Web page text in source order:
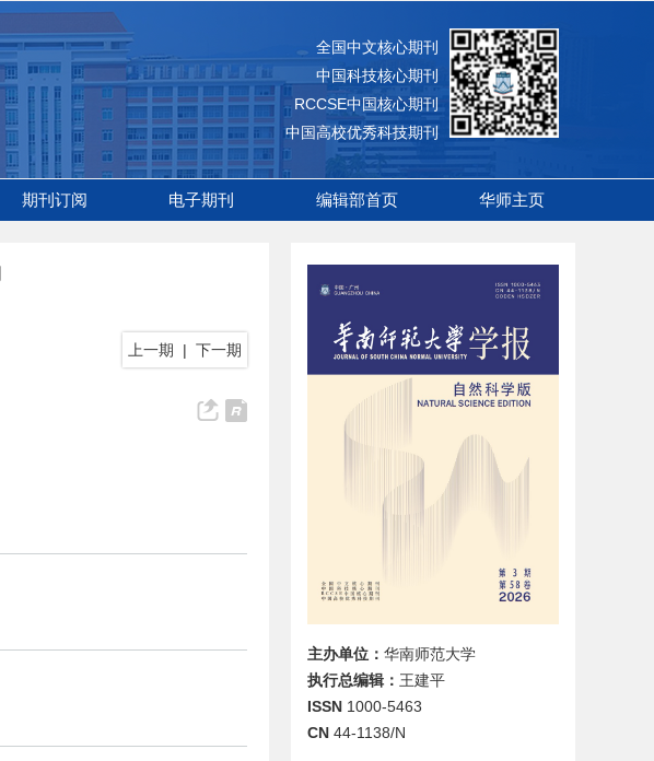
全国中文核心期刊
中国科技核心期刊
RCCSE中国核心期刊
中国高校优秀科技期刊
期刊订阅 电子期刊 编辑部首页 华师主页
上一期 | 下一期
主办单位： 华南师范大学
执行总编辑： 王建平
ISSN1000-5463
CN44-1138/N